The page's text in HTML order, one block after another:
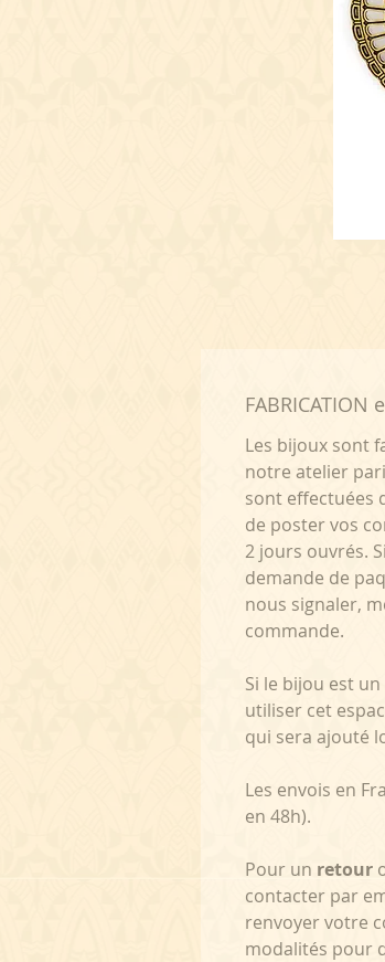
FABRICATION
Les bijoux sont
notre atelier
sont effectuées
de poster vos
2 jours ouvrés.
demande de
nous signaler,
commande.
Si le bijou est
utiliser cet
qui sera ajouté
Les envois en
en 48h).
Pour un retour
contacter par
renvoyer votre
modalités pour